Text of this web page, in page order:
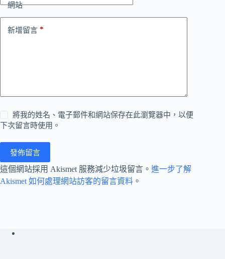
網站
新增留言 *
將我的姓名、電子郵件和網站保存在此瀏覽器中，以便
下次留言時使用。
發佈留言
這個網站採用 Akismet 服務減少垃圾留言。 進一步了解
Akismet 如何處理網站訪客的留言資料 。